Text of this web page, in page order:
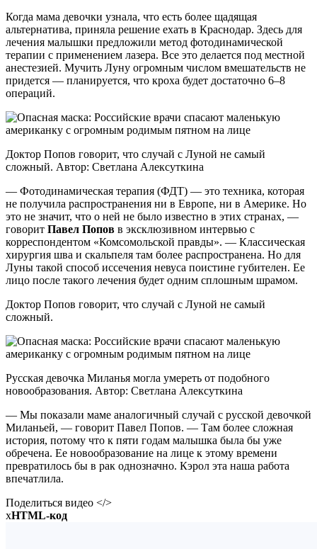
Когда мама девочки узнала, что есть более щадящая
альтернатива, приняла решение ехать в Краснодар. Здесь для
лечения малышки предложили метод фотодинамической
терапии с применением лазера. Все это делается под местной
анестезией. Мучить Луну огромным числом вмешательств не
придется — планируется, что кроха будет достаточно 6–8
операций.
Доктор Попов говорит, что случай с Луной не самый
сложный. Автор: Светлана Алексуткина
— Фотодинамическая терапия (ФДТ) — это техника, которая
не получила распространения ни в Европе, ни в Америке. Но
это не значит, что о ней не было известно в этих странах, —
говорит Павел Попов в эксклюзивном интервью с
корреспондентом «Комсомольской правды». — Классическая
хирургия шва и скальпеля там более распространена. Но для
Луны такой способ иссечения невуса поистине губителен. Ее
лицо после такого лечения будет одним сплошным шрамом.
Доктор Попов говорит, что случай с Луной не самый
сложный.
Русская девочка Миланья могла умереть от подобного
новообразования. Автор: Светлана Алексуткина
— Мы показали маме аналогичный случай с русской девочкой
Миланьей, — говорит Павел Попов. — Там более сложная
история, потому что к пяти годам малышка была бы уже
обречена. Ее новообразование на лице к этому времени
превратилось бы в рак однозначно. Кэрол эта наша работа
впечатлила.
Поделиться видео </>
xHTML-код